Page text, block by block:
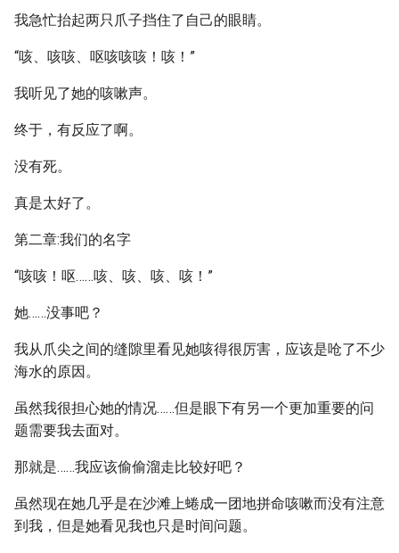
我急忙抬起两只爪子挡住了自己的眼睛。
“咳、咳咳、呕咳咳咳！咳！”
我听见了她的咳嗽声。
终于，有反应了啊。
没有死。
真是太好了。
第二章:我们的名字
“咳咳！呕……咳、咳、咳、咳！”
她……没事吧？
我从爪尖之间的缝隙里看见她咳得很厉害，应该是呛了不少
海水的原因。
虽然我很担心她的情况……但是眼下有另一个更加重要的问
题需要我去面对。
那就是……我应该偷偷溜走比较好吧？
虽然现在她几乎是在沙滩上蜷成一团地拼命咳嗽而没有注意
到我，但是她看见我也只是时间问题。